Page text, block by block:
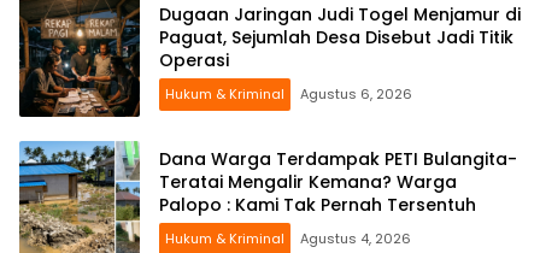
Dugaan Jaringan Judi Togel Menjamur di
Paguat, Sejumlah Desa Disebut Jadi Titik
Operasi
Hukum & Kriminal Agustus 6, 2026
Dana Warga Terdampak PETI Bulangita-
Teratai Mengalir Kemana? Warga
Palopo : Kami Tak Pernah Tersentuh
Hukum & Kriminal Agustus 4, 2026